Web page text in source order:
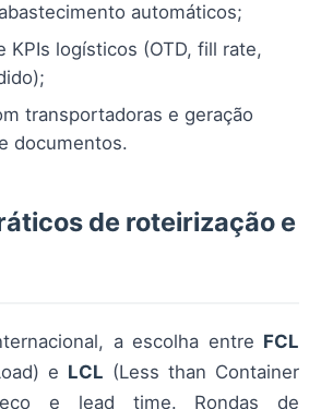
automáticos;
KPIs logísticos (OTD, fill rate,
transportadoras e geração
documentos.
de roteirização e
a escolha entre FCL
e LCL (Less than Container
e lead time. Rondas de